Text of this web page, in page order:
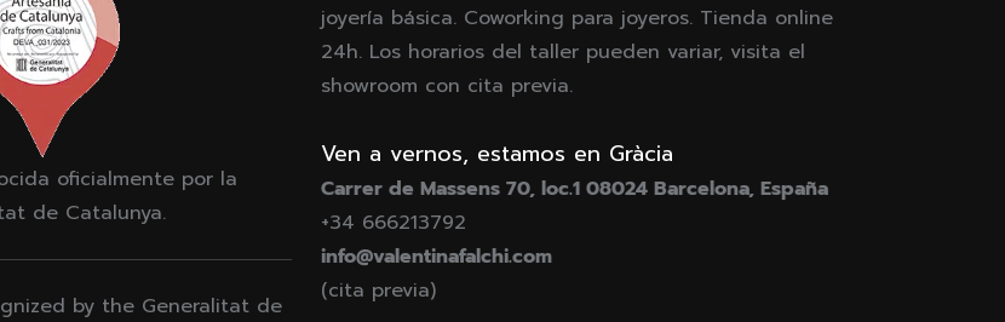
oficialmente por la
de Catalunya.
by the Generalitat de
joyería básica. Coworking para joyeros. Tienda online
24h. Los horarios del taller pueden variar, visita el
showroom con cita previa.
Ven a vernos, estamos en Gràcia
Carrer de Massens 70, loc.1 08024 Barcelona, España
+34 666213792
info@valentinafalchi.com
(cita previa)